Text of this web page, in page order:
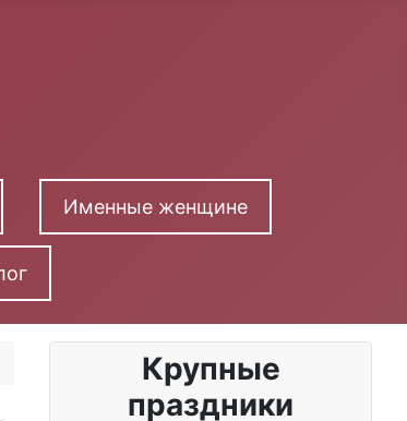
Именные женщине
Крупные
праздники